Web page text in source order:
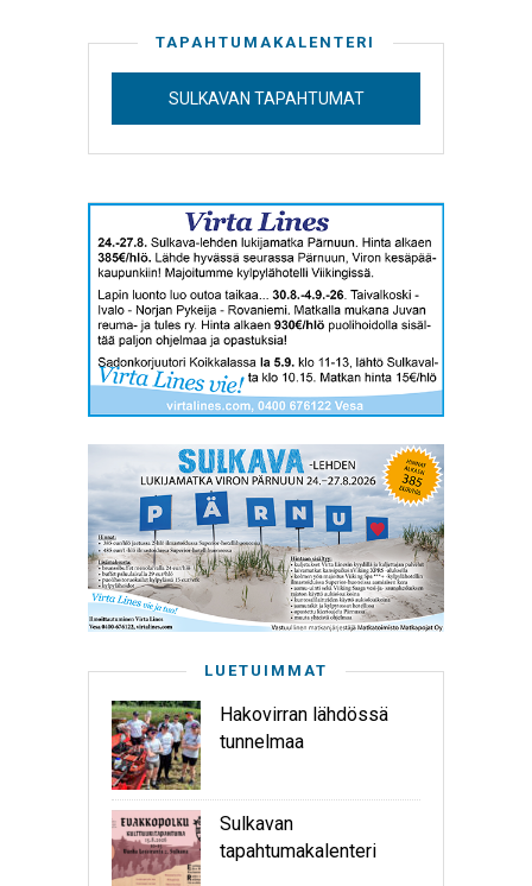
TAPAHTUMAKALENTERI
SULKAVAN TAPAHTUMAT
LUETUIMMAT
Hakovirran lähdössä
tunnelmaa
Sulkavan
tapahtumakalenteri